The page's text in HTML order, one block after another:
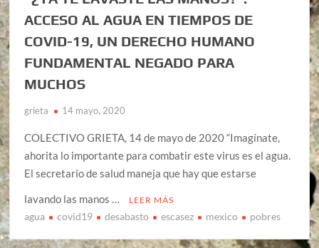
ACCESO AL AGUA EN TIEMPOS DE
COVID-19, UN DERECHO HUMANO
FUNDAMENTAL NEGADO PARA
MUCHOS
grieta 14 mayo, 2020
COLECTIVO GRIETA, 14 de mayo de 2020 “Imagínate,
ahorita lo importante para combatir este virus es el agua.
El secretario de salud maneja que hay que estarse
lavando las manos …
LEER MÁS
agua covid19 desabasto escasez mexico pobres